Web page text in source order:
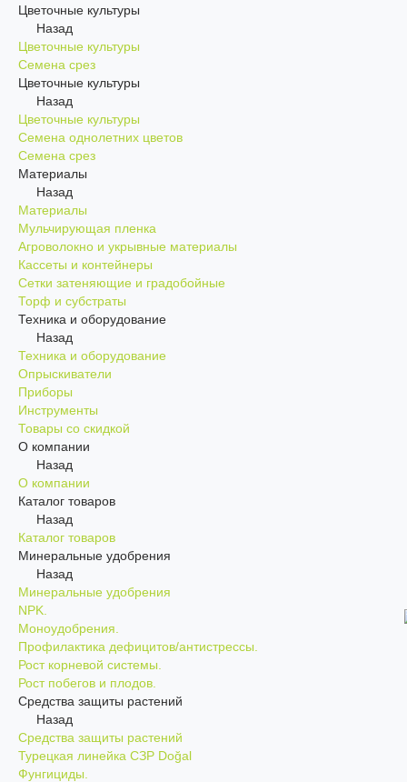
Цветочные культуры
Назад
Цветочные культуры
Семена срез
Цветочные культуры
Назад
Цветочные культуры
Семена однолетних цветов
Семена срез
Материалы
Назад
Материалы
Мульчирующая пленка
Агроволокно и укрывные материалы
Кассеты и контейнеры
Сетки затеняющие и градобойные
Торф и субстраты
Техника и оборудование
Назад
Техника и оборудование
Опрыскиватели
Приборы
Инструменты
Товары со скидкой
О компании
Назад
О компании
Каталог товаров
Назад
Каталог товаров
Минеральные удобрения
Назад
Минеральные удобрения
NPK.
Моноудобрения.
Профилактика дефицитов/антистрессы.
Рост корневой системы.
Рост побегов и плодов.
Средства защиты растений
Назад
Средства защиты растений
Турецкая линейка СЗР Doğal
Фунгициды.